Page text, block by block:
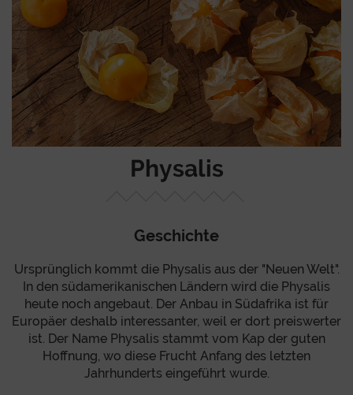
Physalis
Geschichte
Ursprünglich kommt die Physalis aus der "Neuen Welt".
In den südamerikanischen Ländern wird die Physalis
heute noch angebaut. Der Anbau in Südafrika ist für
Europäer deshalb interessanter, weil er dort preiswerter
ist. Der Name Physalis stammt vom Kap der guten
Hoffnung, wo diese Frucht Anfang des letzten
Jahrhunderts eingeführt wurde.